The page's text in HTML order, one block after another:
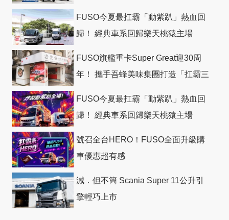
FUSO今夏最扛霸「動紫趴」熱血回
歸！ 經典車系回歸樂天桃猿主場
FUSO旗艦重卡Super Great迎30周
年！ 攜手吾蜂美味集團打造「扛霸三
FUSO今夏最扛霸「動紫趴」熱血回
歸！ 經典車系回歸樂天桃猿主場
號召全台HERO！FUSO全面升級購
車優惠超有感
減．但不簡 Scania Super 11公升引
擎輕巧上市